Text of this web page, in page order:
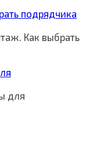
подрядчика
Как выбрать
для